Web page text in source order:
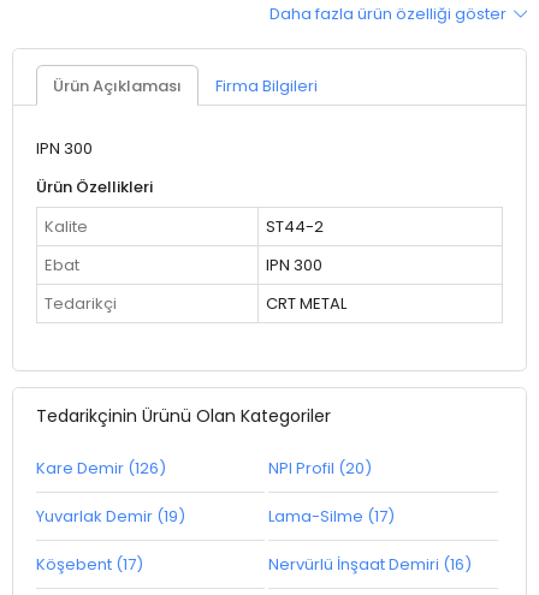
Daha fazla ürün özelliği göster
Ürün Açıklaması Firma Bilgileri
IPN 300
Ürün Özellikleri
Kalite
ST44-2
Ebat
IPN 300
Tedarikçi
CRT METAL
Tedarikçinin Ürünü Olan Kategoriler
Kare Demir (126) NPI Profil (20)
Yuvarlak Demir (19) Lama-Silme (17)
Köşebent (17) Nervürlü İnşaat Demiri (16)